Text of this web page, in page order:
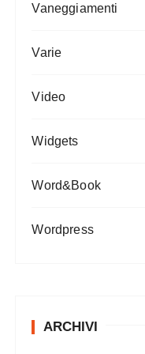
Vaneggiamenti
Varie
Video
Widgets
Word&Book
Wordpress
ARCHIVI